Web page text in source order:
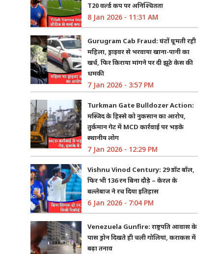
T20 वर्ल्ड कप पर अनिश्चितता
8 Jan 2026 - 11:31 AM
Gurugram Cab Fraud: घंटों घूमती रही
महिला, ड्राइवर से भरवाया खाना-पानी का
खर्च, फिर किराया मांगने पर दी झूठे केस की
धमकी
7 Jan 2026 - 3:57 PM
Turkman Gate Bulldozer Action:
मस्जिद के हिस्से को नुकसान का आरोप,
तुर्कमान गेट में MCD कार्रवाई पर भड़के
स्थानीय लोग
7 Jan 2026 - 12:29 PM
Vishnu Vinod Century: 29 डॉट बॉल,
फिर भी 136 रन बिना दौड़े – केरल के
बल्लेबाज ने रच दिया इतिहास
6 Jan 2026 - 7:04 PM
Venezuela Gunfire: राष्ट्रपति आवास के
पास ड्रोन दिखते ही चली गोलियां, कराकस में
बढ़ा तनाव